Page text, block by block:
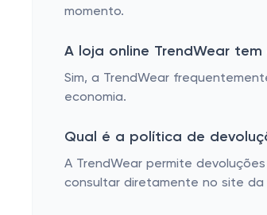
momento.
A loja online TrendWear
Sim, a TrendWear
economia.
Qual é a política de
A TrendWear permite
consultar diretamente no site